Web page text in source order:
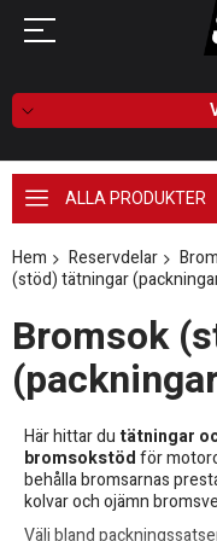
ALLA PRODUKTER
Hem Reservdelar
(stöd) tätningar
Bromsok
Här hittar du tätningar
bromsokstödför
behålla bromsarnas
kolvar och ojämn
Välj bland